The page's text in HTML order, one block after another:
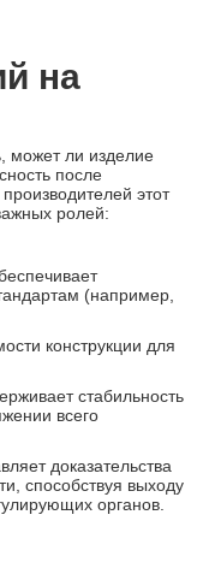
на
может ли изделие
после
этот
ролей:
(например,
конструкции для
стабильность
всего
доказательства
способствуя выходу
органов.